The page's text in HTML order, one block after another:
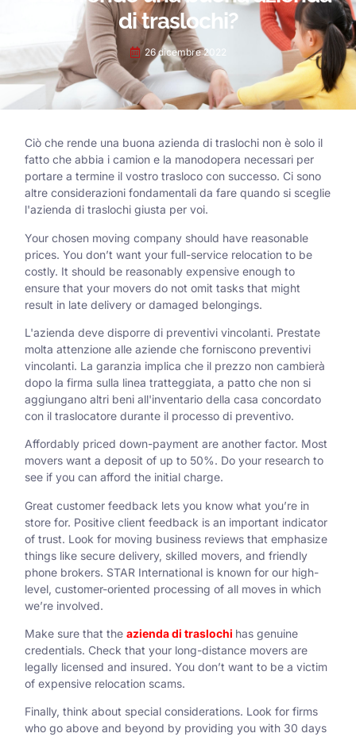
di traslochi?
26 dicembre 2022
Ciò che rende una buona azienda di traslochi non è solo il
fatto che abbia i camion e la manodopera necessari per
portare a termine il vostro trasloco con successo. Ci sono
altre considerazioni fondamentali da fare quando si sceglie
l'azienda di traslochi giusta per voi.
Your chosen moving company should have reasonable
prices. You don’t want your full-service relocation to be
costly. It should be reasonably expensive enough to
ensure that your movers do not omit tasks that might
result in late delivery or damaged belongings.
L'azienda deve disporre di preventivi vincolanti. Prestate
molta attenzione alle aziende che forniscono preventivi
vincolanti. La garanzia implica che il prezzo non cambierà
dopo la firma sulla linea tratteggiata, a patto che non si
aggiungano altri beni all'inventario della casa concordato
con il traslocatore durante il processo di preventivo.
Affordably priced down-payment are another factor. Most
movers want a deposit of up to 50%. Do your research to
see if you can afford the initial charge.
Great customer feedback lets you know what you’re in
store for. Positive client feedback is an important indicator
of trust. Look for moving business reviews that emphasize
things like secure delivery, skilled movers, and friendly
phone brokers. STAR International is known for our high-
level, customer-oriented processing of all moves in which
we’re involved.
Make sure that the azienda di traslochi has genuine
credentials. Check that your long-distance movers are
legally licensed and insured. You don’t want to be a victim
of expensive relocation scams.
Finally, think about special considerations. Look for firms
who go above and beyond by providing you with 30 days